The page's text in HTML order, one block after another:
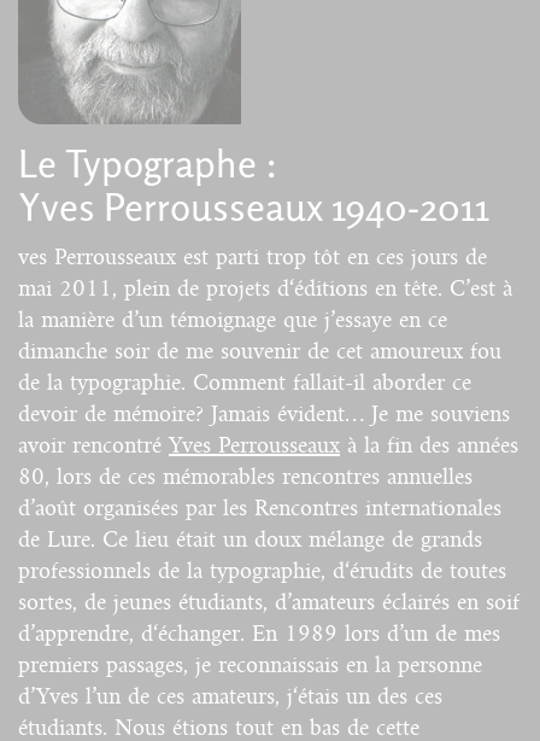
Le Typographe :
Yves Perrousseaux 1940-2011
ves Perrousseaux est parti trop tôt en ces jours de
mai 2011, plein de projets d‘éditions en tête. C’est à
la manière d’un témoignage que j’essaye en ce
dimanche soir de me souvenir de cet amoureux fou
de la typographie. Comment fallait-il aborder ce
devoir de mémoire? Jamais évident… Je me souviens
avoir rencontré Yves Perrousseaux à la fin des années
80, lors de ces mémorables rencontres annuelles
d’août organisées par les Rencontres internationales
de Lure. Ce lieu était un doux mélange de grands
professionnels de la typographie, d‘érudits de toutes
sortes, de jeunes étudiants, d’amateurs éclairés en soif
d’apprendre, d‘échanger. En 1989 lors d’un de mes
premiers passages, je reconnaissais en la personne
d’Yves l’un de ces amateurs, j‘étais un des ces
étudiants. Nous étions tout en bas de cette